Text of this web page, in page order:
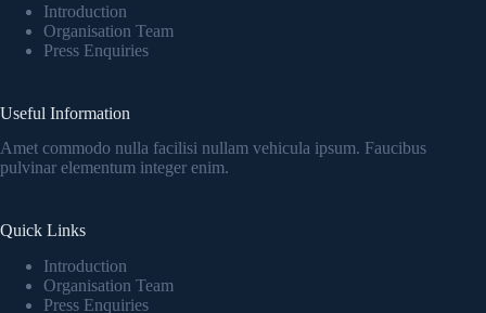
Introduction
Organisation Team
Press Enquiries
Useful Information
Amet commodo nulla facilisi nullam vehicula ipsum. Faucibus
pulvinar elementum integer enim.
Quick Links
Introduction
Organisation Team
Press Enquiries